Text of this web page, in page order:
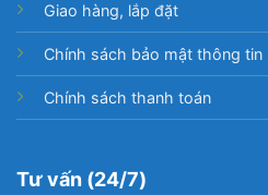
Giao hàng, lắp đặt
Chính sách bảo mật thông tin
Chính sách thanh toán
Tư vấn (24/7)